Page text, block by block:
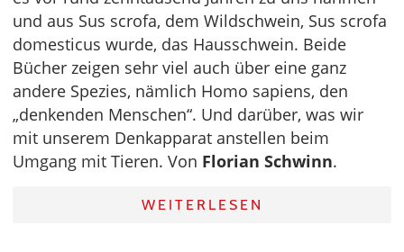
und aus Sus scrofa, dem Wildschwein, Sus scrofa
domesticus wurde, das Hausschwein. Beide
Bücher zeigen sehr viel auch über eine ganz
andere Spezies, nämlich Homo sapiens, den
„denkenden Menschen“. Und darüber, was wir
mit unserem Denkapparat anstellen beim
Umgang mit Tieren. Von Florian Schwinn.
WEITERLESEN